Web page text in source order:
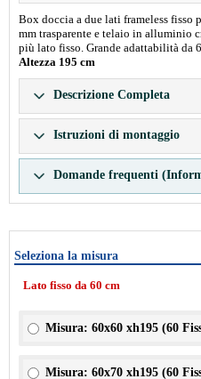
Box doccia a due lati frameless fisso
mm trasparente e telaio in alluminio
più lato fisso. Grande adattabilità da
Altezza 195 cm
Descrizione Completa
Istruzioni di montaggio
Domande frequenti
Seleziona la misura
Lato fisso da 60 cm
Misura: 60x60 xh195 (60
Misura: 60x70 xh195 (60